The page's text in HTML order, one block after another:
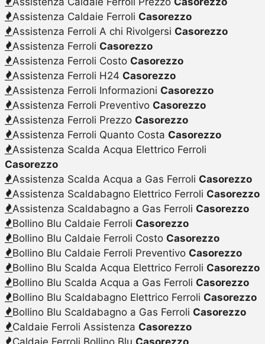
Assistenza Caldaie Ferroli Casorezzo
Assistenza Ferroli A chi Rivolgersi Casorezzo
Assistenza Ferroli Casorezzo
Assistenza Ferroli Costo Casorezzo
Assistenza Ferroli H24 Casorezzo
Assistenza Ferroli Informazioni Casorezzo
Assistenza Ferroli Preventivo Casorezzo
Assistenza Ferroli Prezzo Casorezzo
Assistenza Ferroli Quanto Costa Casorezzo
Assistenza Scalda Acqua Elettrico Ferroli
Casorezzo
Assistenza Scalda Acqua a Gas Ferroli Casorezzo
Assistenza Scaldabagno Elettrico Ferroli Casorezzo
Assistenza Scaldabagno a Gas Ferroli Casorezzo
Bollino Blu Caldaie Ferroli Casorezzo
Bollino Blu Caldaie Ferroli Costo Casorezzo
Bollino Blu Caldaie Ferroli Preventivo Casorezzo
Bollino Blu Scalda Acqua Elettrico Ferroli Casorezzo
Bollino Blu Scalda Acqua a Gas Ferroli Casorezzo
Bollino Blu Scaldabagno Elettrico Ferroli Casorezzo
Bollino Blu Scaldabagno a Gas Ferroli Casorezzo
Caldaie Ferroli Assistenza Casorezzo
Caldaie Ferroli Bollino Blu Casorezzo